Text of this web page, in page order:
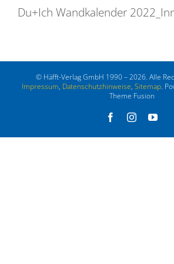
Du+Ich Wandkalender
© Häfft-Verlag GmbH 1990 – 2026. Alle
Impressum, Datenschutzhinweise, Sitemap.
Theme Fusion
FacebookInstagram